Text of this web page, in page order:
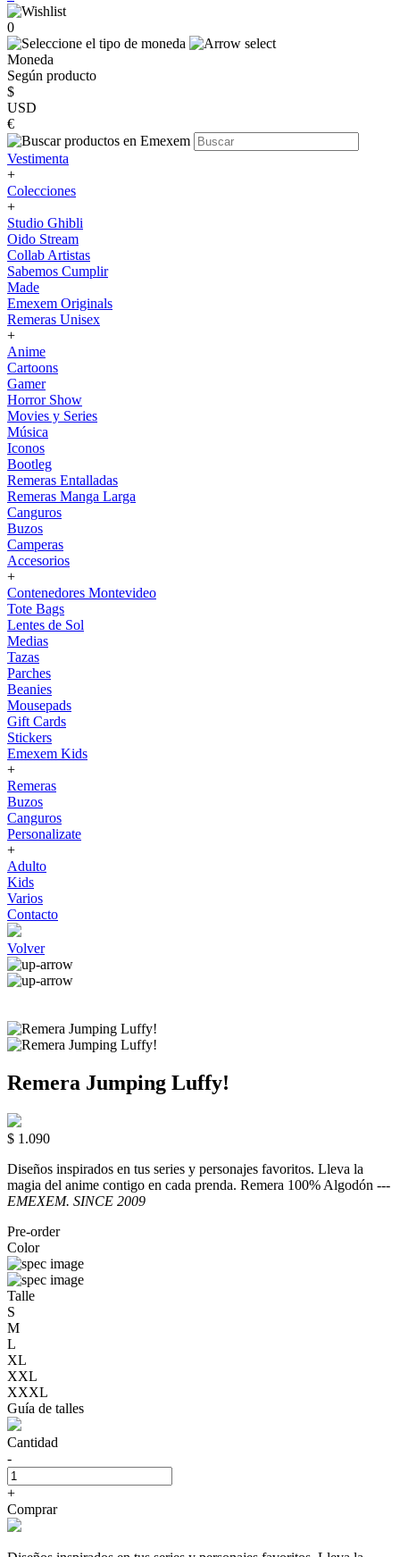
0
Moneda
Según producto
$
USD
€
Vestimenta
+
Colecciones
+
Studio Ghibli
Oido Stream
Collab Artistas
Sabemos Cumplir
Made
Emexem Originals
Remeras Unisex
+
Anime
Cartoons
Gamer
Horror Show
Movies y Series
Música
Iconos
Bootleg
Remeras Entalladas
Remeras Manga Larga
Canguros
Buzos
Camperas
Accesorios
+
Contenedores Montevideo
Tote Bags
Lentes de Sol
Medias
Tazas
Parches
Beanies
Mousepads
Gift Cards
Stickers
Emexem Kids
+
Remeras
Buzos
Canguros
Personalizate
+
Adulto
Kids
Varios
Contacto
Volver
Remera Jumping Luffy!
$ 1.090
Diseños inspirados en tus series y personajes favoritos. Lleva la
magia del anime contigo en cada prenda. Remera 100% Algodón ---
EMEXEM. SINCE 2009
Pre-order
Color
Talle
S
M
L
XL
XXL
XXXL
Guía de talles
Cantidad
-
+
Comprar